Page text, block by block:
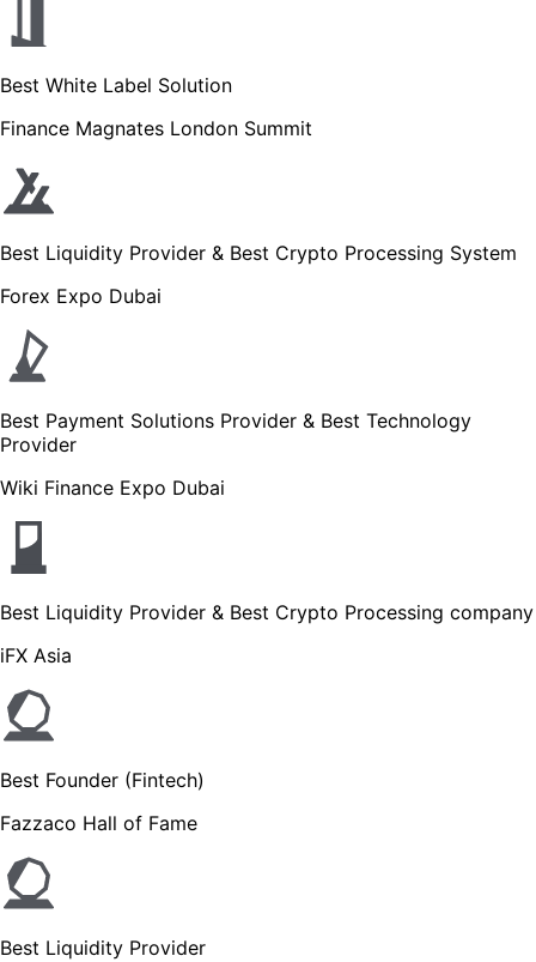
Best White Label Solution
Finance Magnates London Summit
Best Liquidity Provider & Best Crypto Processing System
Forex Expo Dubai
Best Payment Solutions Provider & Best Technology
Provider
Wiki Finance Expo Dubai
Best Liquidity Provider & Best Crypto Processing company
iFX Asia
Best Founder (Fintech)
Fazzaco Hall of Fame
Best Liquidity Provider